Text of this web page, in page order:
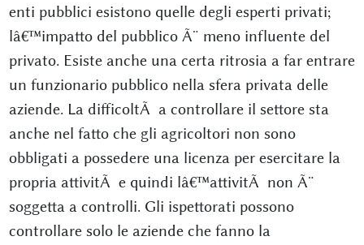
enti pubblici esistono quelle degli esperti privati;
lâ€™impatto del pubblico Ã¨ meno influente del
privato. Esiste anche una certa ritrosia a far entrare
un funzionario pubblico nella sfera privata delle
aziende. La difficoltÃ a controllare il settore sta
anche nel fatto che gli agricoltori non sono
obbligati a possedere una licenza per esercitare la
propria attivitÃ e quindi lâ€™attivitÃ non Ã¨
soggetta a controlli. Gli ispettorati possono
controllare solo le aziende che fanno la